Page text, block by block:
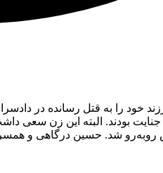
خود را به قتل رسانده در
ماهه و نیلا ۶ ساله دو قربانی این جنایت
شد. حسین درگاهی و همسر